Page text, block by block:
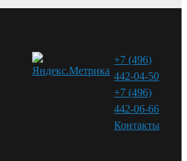
+7 (496)
442-04-50
+7 (496)
442-06-66
Контакты⁠